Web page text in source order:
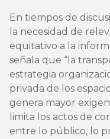
En tiempos de
la necesidad de
equitativo a la
señala que “la
estrategia
privada de los
genera mayor
limita los actos de
entre lo público, lo